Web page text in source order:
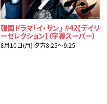
韓国ドラマ「イ・サン」 ＃42【デイリ
ーセレクション】（字幕スーパー）
8月10日(月) 夕方8:25〜9:25